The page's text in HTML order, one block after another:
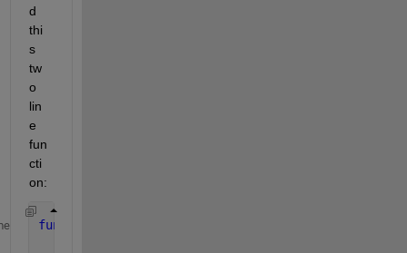
d
thi
s
tw
o
lin
e
fun
cti
on:
function